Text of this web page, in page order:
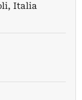
Italia